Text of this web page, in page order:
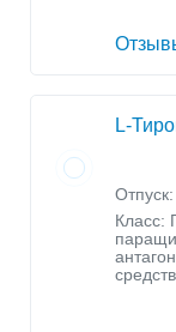
L-
Класс: